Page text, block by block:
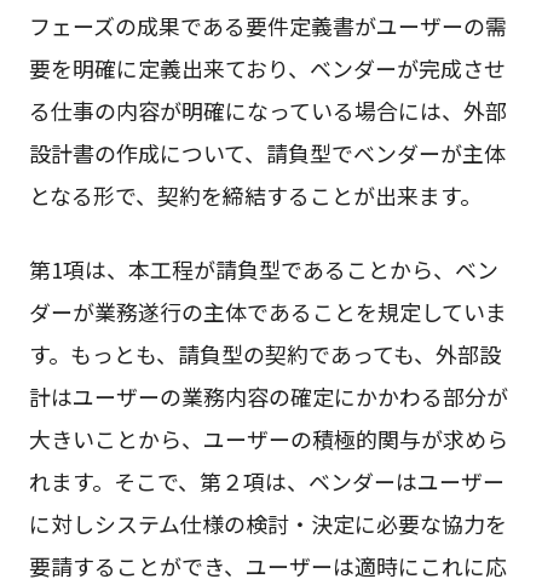
フェーズの成果である要件定義書がユーザーの需
要を明確に定義出来ており、ベンダーが完成させ
る仕事の内容が明確になっている場合には、外部
設計書の作成について、請負型でベンダーが主体
となる形で、契約を締結することが出来ます。
第1項は、本工程が請負型であることから、ベン
ダーが業務遂行の主体であることを規定していま
す。もっとも、請負型の契約であっても、外部設
計はユーザーの業務内容の確定にかかわる部分が
大きいことから、ユーザーの積極的関与が求めら
れます。そこで、第２項は、ベンダーはユーザー
に対しシステム仕様の検討・決定に必要な協力を
要請することができ、ユーザーは適時にこれに応